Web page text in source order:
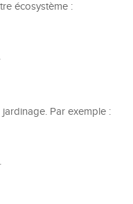
écosystème :
Par exemple :